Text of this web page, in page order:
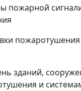
зданий,
и